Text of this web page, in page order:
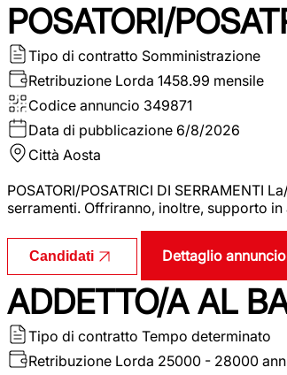
POSATORI/
Tipo di contratto Somministrazione
Retribuzione Lorda 1458.99 mensile
Codice annuncio 349871
Data di pubblicazione 6/8/2026
Città Aosta
POSATORI/POSATRICI DI
serramenti. Offriranno, inoltre, supporto
Candidati Dettaglio annuncio
ADDETTO/A AL
Tipo di contratto Tempo determinato
Retribuzione Lorda 25000 - 28000